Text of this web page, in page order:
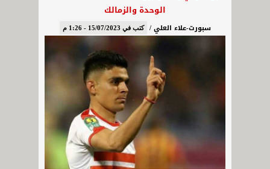
الوحدة والزمالك
سبورت-علاء العلي / كتب في 15/07/2023 - 1:26 م